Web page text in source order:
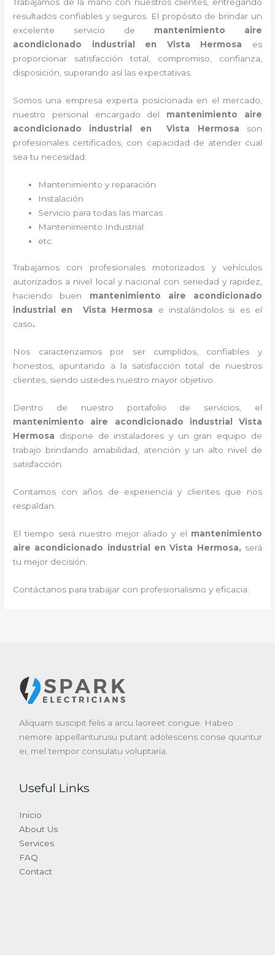
resultados confiables y seguros. El propósito de brindar un
excelente servicio de mantenimiento aire
acondicionado industrial
en Vista Hermosa
es
proporcionar satisfacción total, compromiso, confianza,
disposición, superando así las expectativas.
Somos una empresa experta posicionada en el mercado,
nuestro personal encargado del mantenimiento aire
acondicionado industrial
en Vista Hermosa
son
profesionales certificados, con capacidad de atender cual
sea tu necesidad:
Mantenimiento y reparación
Instalación
Servicio para todas las marcas
Mantenimiento Industrial
etc.
Trabajamos con profesionales motorizados y vehículos
autorizados a nivel local y nacional con seriedad y rapidez,
haciendo buen mantenimiento aire acondicionado
industrial
en Vista Hermosa e instalándolos si es el
caso.
Nos caracterizamos por ser cumplidos, confiables y
honestos, apuntando a la satisfacción total de nuestros
clientes, siendo ustedes nuestro mayor objetivo.
Dentro de nuestro portafolio de servicios, el
mantenimiento aire acondicionado industrial
Vista
Hermosa dispone de instaladores y un gran equipo de
trabajo brindando amabilidad, atención y un alto nivel de
satisfacción.
Contamos con años de experiencia y clientes que nos
respaldan.
El tiempo será nuestro mejor aliado y el mantenimiento
aire acondicionado industrial en Vista Hermosa, será
tu mejor decisión.
Contáctanos para trabajar con profesionalismo y eficacia.
Aliquam suscipit felis a arcu laoreet congue. Habeo
nemore appellanturusu putant adolescens conse quuntur
ei, mel tempor consulatu voluptaria.
Useful Links
Inicio
About Us
Services
FAQ
Contact